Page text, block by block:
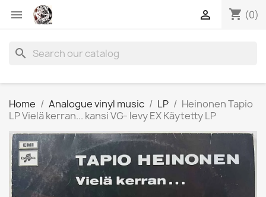
 shopping_cart (0)

search
Home Analogue vinyl music LP
Heinonen Tapio
LP Vielä kerran... kansi VG- levy EX Käytetty LP